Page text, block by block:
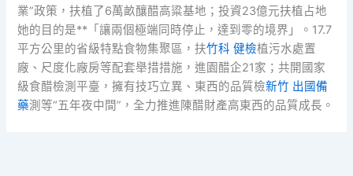
業”政策，扶植了6萬畝釀醋高粱基地；投資23億元扶植占地
她的目的是**「讓兩個極端同時停止，達到零的境界」。17.7
平方公里的省級特點食物集聚區，扶竹科 健檢植污水處置
廠、尺度化廠房等配套舉措措施，進園醋企21家；共開國家
級食醋檢測平臺，擁有技巧立異、東西的品質檢新竹 出國備
藥測等“五年夜中間”，全力推進陳醋財產高東西的品質成長。